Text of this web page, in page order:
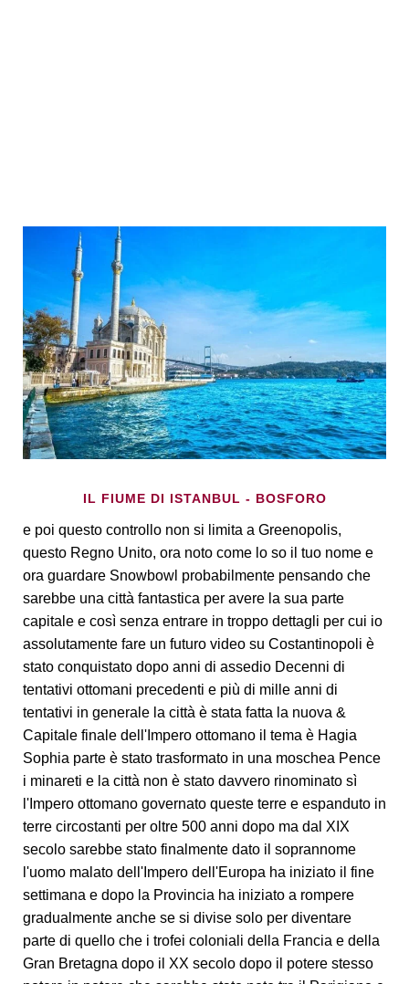
IL FIUME DI ISTANBUL - BOSFORO
e poi questo controllo non si limita a Greenopolis,
questo Regno Unito, ora noto come lo so il tuo nome e
ora guardare Snowbowl probabilmente pensando che
sarebbe una città fantastica per avere la sua parte
capitale e così senza entrare in troppo dettagli per cui io
assolutamente fare un futuro video su Costantinopoli è
stato conquistato dopo anni di assedio Decenni di
tentativi ottomani precedenti e più di mille anni di
tentativi in generale la città è stata fatta la nuova &
Capitale finale dell'Impero ottomano il tema è Hagia
Sophia parte è stato trasformato in una moschea Pence
i minareti e la città non è stato davvero rinominato sì
l'Impero ottomano governato queste terre e espanduto in
terre circostanti per oltre 500 anni dopo ma dal XIX
secolo sarebbe stato finalmente dato il soprannome
l'uomo malato dell'Impero dell'Europa ha iniziato il fine
settimana e dopo la Provincia ha iniziato a rompere
gradualmente anche se si divise solo per diventare
parte di quello che i trofei coloniali della Francia e della
Gran Bretagna dopo il XX secolo dopo il potere stesso